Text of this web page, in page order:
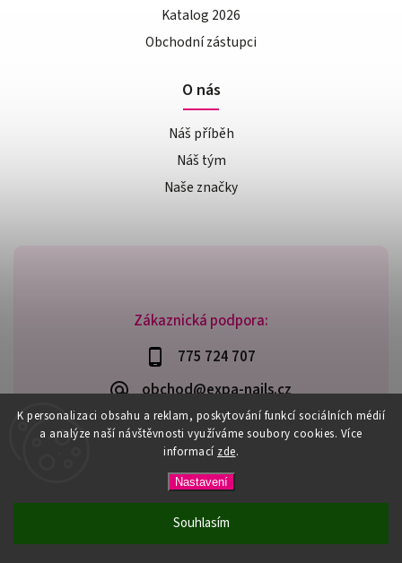
K personalizaci obsahu a reklam, poskytování funkcí sociálních médií
a analýze naší návštěvnosti využíváme soubory cookies. Více
informací zde.
Nastavení
Souhlasím
PŘI NÁKUPU NAD 600,- MÁTE DOPRAVU ZDARMA / DÁREK K
Zákaznická podpora:
775 724 707
obchod@expa-nails.cz
Katalog 2026
Obchodní zástupci
O nás
Náš příběh
Náš tým
Naše značky
Expanails.cz. Všechna práva vyhrazena.
Upravit nastavení cookies
VytvořilShoptet | Design